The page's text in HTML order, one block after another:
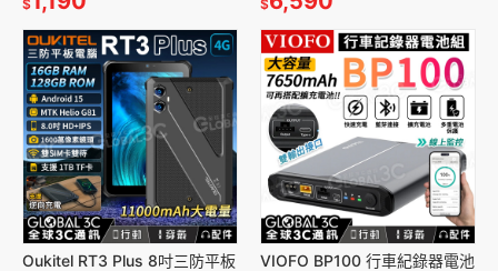
$ $
Oukitel RT3 Plus 8吋三防平板
VIOFO BP100 行車紀錄器電池